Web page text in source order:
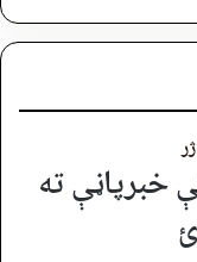
خبرپاڼې ته